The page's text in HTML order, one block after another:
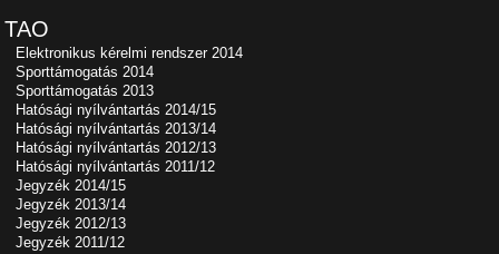
TAO
Elektronikus kérelmi rendszer 2014
Sporttámogatás 2014
Sporttámogatás 2013
Hatósági nyílvántartás 2014/15
Hatósági nyílvántartás 2013/14
Hatósági nyílvántartás 2012/13
Hatósági nyílvántartás 2011/12
Jegyzék 2014/15
Jegyzék 2013/14
Jegyzék 2012/13
Jegyzék 2011/12